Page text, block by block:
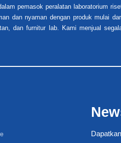
pemasok peralatan laboratorium
dan nyaman dengan produk mulai
dan furnitur lab. Kami menjual